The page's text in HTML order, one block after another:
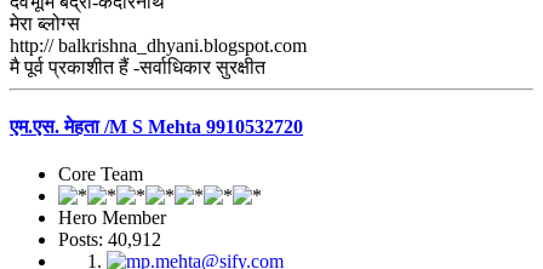
मेरा ब्लोग्स
http:// balkrishna_dhyani.blogspot.com
मै पूर्व प्रकाशीत हैं -सर्वाधिकार सुरक्षीत
एम.एस. मेहता /M S Mehta 9910532720
Core Team
Hero Member
Posts: 40,912